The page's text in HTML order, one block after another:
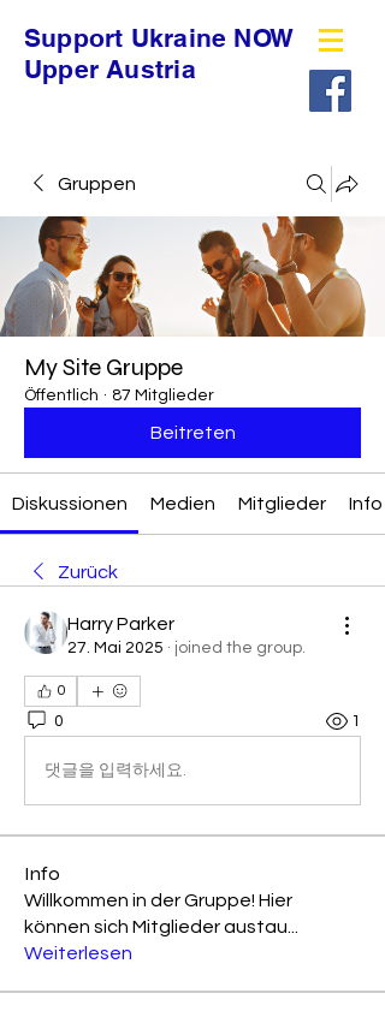
Support Ukraine NOW
Upper Austria
Gruppen
My Site Gruppe
Öffentlich · 87 Mitglieder
Beitreten
Diskussionen Medien Mitglieder Info
Zurück
Harry Parker
27. Mai 2025 · joined the group.
0
0 1
댓글을 입력하세요.
Info
Willkommen in der Gruppe! Hier
können sich Mitglieder austau
Weiterlesen